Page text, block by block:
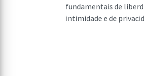
fundamentais de
intimidade e de